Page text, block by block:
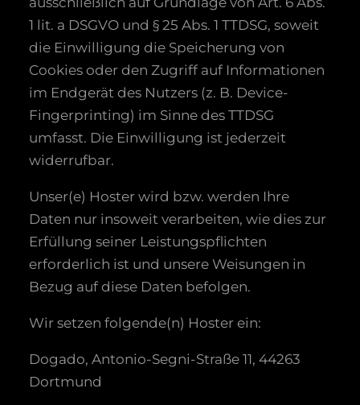
1 lit. a DSGVO und § 25 Abs. 1 TTDSG, soweit
die Einwilligung die Speicherung von
Cookies oder den Zugriff auf Informationen
im Endgerät des Nutzers (z. B. Device-
Fingerprinting) im Sinne des TTDSG
umfasst. Die Einwilligung ist jederzeit
widerrufbar.
Unser(e) Hoster wird bzw. werden Ihre
Daten nur insoweit verarbeiten, wie dies zur
Erfüllung seiner Leistungspflichten
erforderlich ist und unsere Weisungen in
Bezug auf diese Daten befolgen.
Wir setzen folgende(n) Hoster ein:
Dogado, Antonio-Segni-Straße 11, 44263
Dortmund